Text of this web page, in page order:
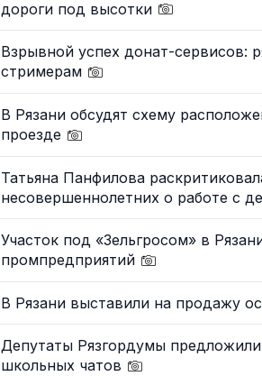
дороги под высотки
Взрывной успех донат-сервисов:
стримерам
В Рязани обсудят схему
проезде
Татьяна Панфилова
несовершеннолетних о работе с
Участок под «Зельгросом» в
промпредприятий
В Рязани выставили на продажу
Депутаты Рязгордумы
школьных чатов